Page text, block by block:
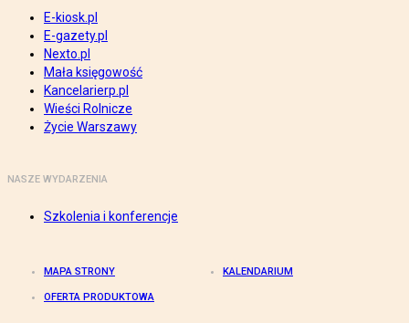
E-kiosk.pl
E-gazety.pl
Nexto.pl
Mała księgowość
Kancelarierp.pl
Wieści Rolnicze
Życie Warszawy
NASZE WYDARZENIA
Szkolenia i konferencje
MAPA STRONY KALENDARIUM
OFERTA PRODUKTOWA